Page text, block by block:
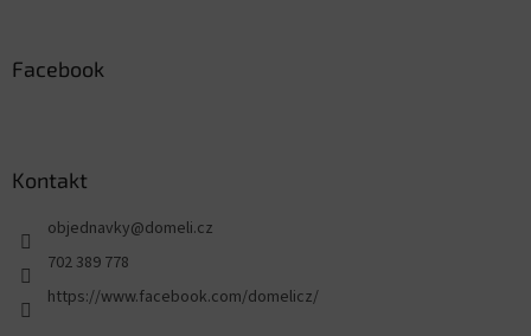
Facebook
Kontakt
objednavky@domeli.cz
702 389 778
https://www.facebook.com/domelicz/